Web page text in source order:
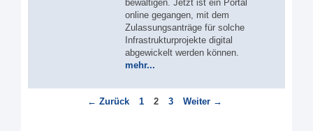
bewältigen. Jetzt ist ein Portal
online gegangen, mit dem
Zulassungsanträge für solche
Infrastrukturprojekte digital
abgewickelt werden können.
mehr...
← Zurück Seite
1 Seite
2 Seite
3 Weiter →